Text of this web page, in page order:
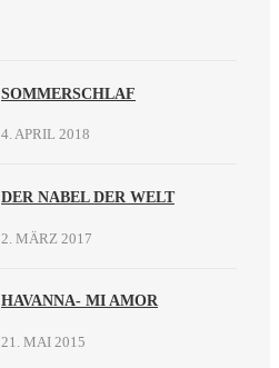
SOMMERSCHLAF
4. APRIL 2018
DER NABEL DER WELT
2. MÄRZ 2017
HAVANNA- MI AMOR
21. MAI 2015